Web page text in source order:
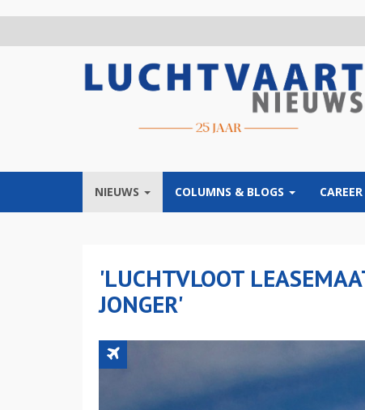
NIEUWS COLUMNS & BLOGS
'LUCHTVLOOT
JONGER'